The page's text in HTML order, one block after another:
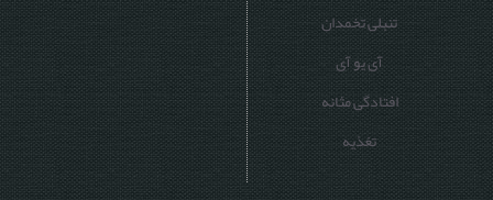
تنبلی تخمدان
آی یو آی
افتادگی مثانه
تغذیه